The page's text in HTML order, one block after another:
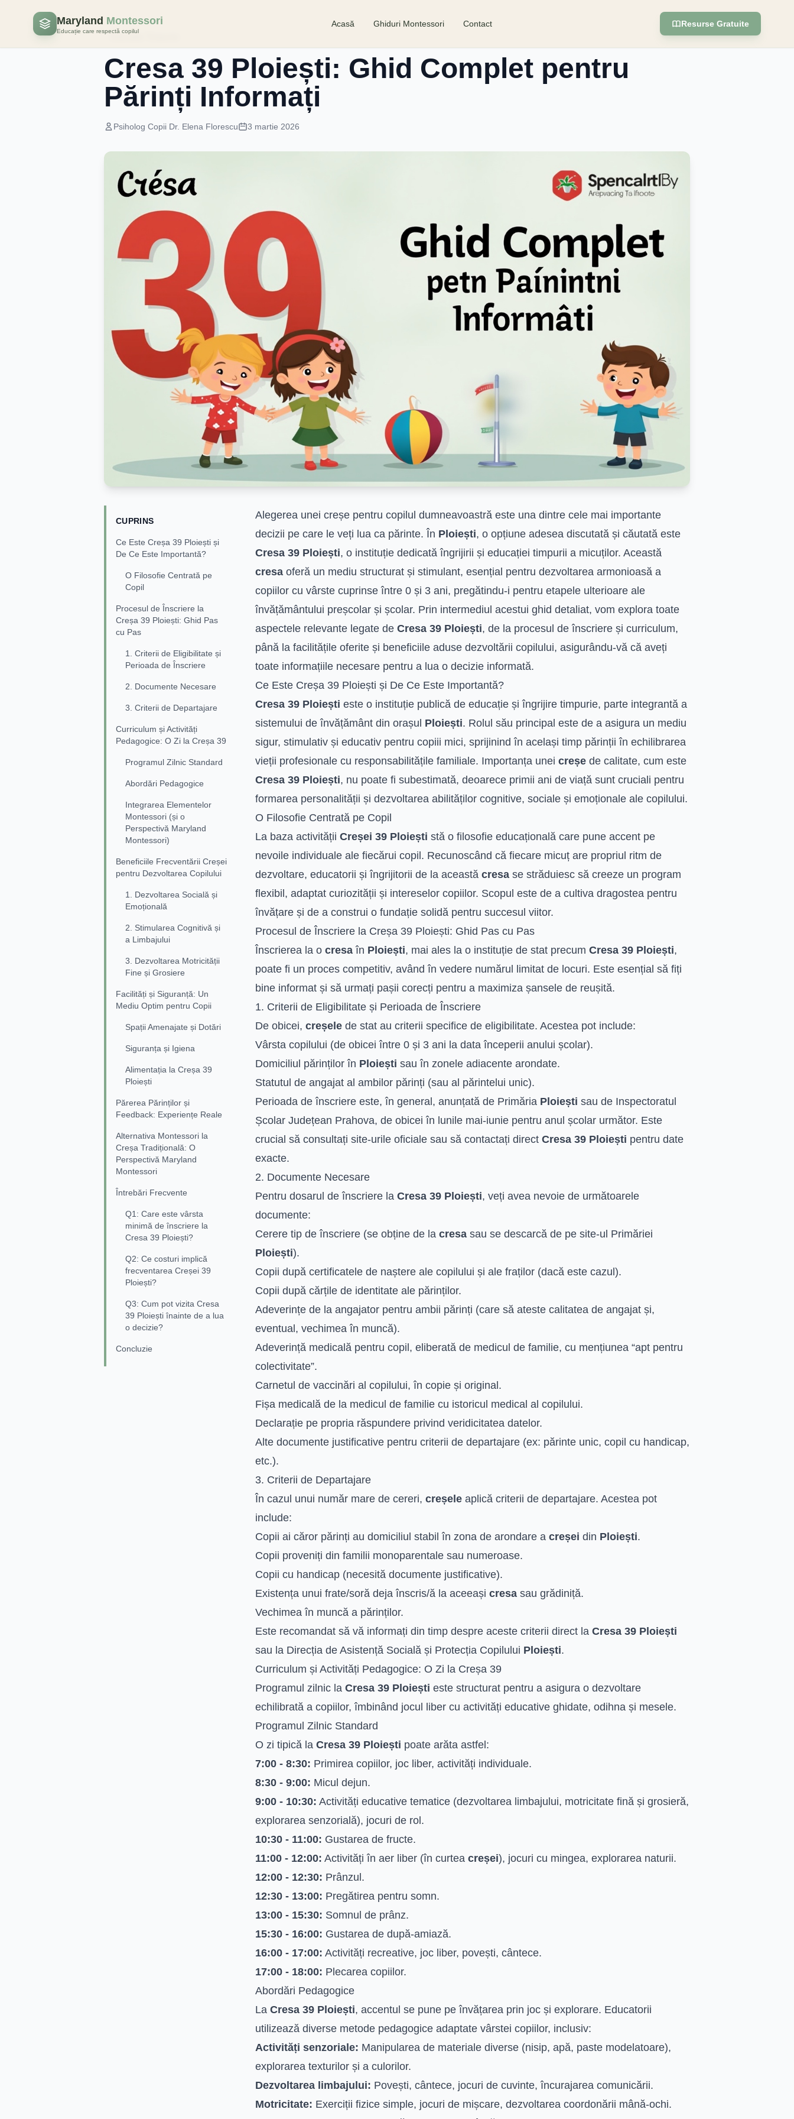
Maryland Montessori
Educație care respectă copilul
Acasă Ghiduri Montessori Contact
Resurse Gratuite
Educatie Timpurie
Cresa 39 Ploiești: Ghid Complet pentru
Părinți Informați
Psiholog Copii Dr. Elena Florescu 3 martie 2026
CUPRINS
Ce Este Creșa 39 Ploiești și
De Ce Este Importantă?
O Filosofie Centrată pe
Copil
Procesul de Înscriere la
Creșa 39 Ploiești: Ghid Pas
cu Pas
1. Criterii de Eligibilitate și
Perioada de Înscriere
2. Documente Necesare
3. Criterii de Departajare
Curriculum și Activități
Pedagogice: O Zi la Creșa 39
Programul Zilnic Standard
Abordări Pedagogice
Integrarea Elementelor
Montessori (și o
Perspectivă Maryland
Montessori)
Beneficiile Frecventării Creșei
pentru Dezvoltarea Copilului
1. Dezvoltarea Socială și
Emoțională
2. Stimularea Cognitivă și
a Limbajului
3. Dezvoltarea Motricității
Fine și Grosiere
Facilități și Siguranță: Un
Mediu Optim pentru Copii
Spații Amenajate și Dotări
Siguranța și Igiena
Alimentația la Creșa 39
Ploiești
Părerea Părinților și
Feedback: Experiențe Reale
Alternativa Montessori la
Creșa Tradițională: O
Perspectivă Maryland
Montessori
Întrebări Frecvente
Q1: Care este vârsta
minimă de înscriere la
Cresa 39 Ploiești?
Q2: Ce costuri implică
frecventarea Creșei 39
Ploiești?
Q3: Cum pot vizita Cresa
39 Ploiești înainte de a lua
o decizie?
Concluzie
Alegerea unei creșe pentru copilul dumneavoastră este una dintre cele mai importante
decizii pe care le veți lua ca părinte. În Ploiești, o opțiune adesea discutată și căutată este
Cresa 39 Ploiești, o instituție dedicată îngrijirii și educației timpurii a micuților. Această
cresa oferă un mediu structurat și stimulant, esențial pentru dezvoltarea armonioasă a
copiilor cu vârste cuprinse între 0 și 3 ani, pregătindu-i pentru etapele ulterioare ale
învățământului preșcolar și școlar. Prin intermediul acestui ghid detaliat, vom explora toate
aspectele relevante legate de Cresa 39 Ploiești, de la procesul de înscriere și curriculum,
până la facilitățile oferite și beneficiile aduse dezvoltării copilului, asigurându-vă că aveți
toate informațiile necesare pentru a lua o decizie informată.
Ce Este Creșa 39 Ploiești și De Ce Este Importantă?
Cresa 39 Ploiești este o instituție publică de educație și îngrijire timpurie, parte integrantă a
sistemului de învățământ din orașul Ploiești. Rolul său principal este de a asigura un mediu
sigur, stimulativ și educativ pentru copiii mici, sprijinind în același timp părinții în echilibrarea
vieții profesionale cu responsabilitățile familiale. Importanța unei creșe de calitate, cum este
Cresa 39 Ploiești, nu poate fi subestimată, deoarece primii ani de viață sunt cruciali pentru
formarea personalității și dezvoltarea abilităților cognitive, sociale și emoționale ale copilului.
O Filosofie Centrată pe Copil
La baza activității Creșei 39 Ploiești stă o filosofie educațională care pune accent pe
nevoile individuale ale fiecărui copil. Recunoscând că fiecare micuț are propriul ritm de
dezvoltare, educatorii și îngrijitorii de la această cresa se străduiesc să creeze un program
flexibil, adaptat curiozității și intereselor copiilor. Scopul este de a cultiva dragostea pentru
învățare și de a construi o fundație solidă pentru succesul viitor.
Procesul de Înscriere la Creșa 39 Ploiești: Ghid Pas cu Pas
Înscrierea la o cresa în Ploiești, mai ales la o instituție de stat precum Cresa 39 Ploiești,
poate fi un proces competitiv, având în vedere numărul limitat de locuri. Este esențial să fiți
bine informat și să urmați pașii corecți pentru a maximiza șansele de reușită.
1. Criterii de Eligibilitate și Perioada de Înscriere
De obicei, creșele de stat au criterii specifice de eligibilitate. Acestea pot include:
Vârsta copilului (de obicei între 0 și 3 ani la data începerii anului școlar).
Domiciliul părinților în Ploiești sau în zonele adiacente arondate.
Statutul de angajat al ambilor părinți (sau al părintelui unic).
Perioada de înscriere este, în general, anunțată de Primăria Ploiești sau de Inspectoratul
Școlar Județean Prahova, de obicei în lunile mai-iunie pentru anul școlar următor. Este
crucial să consultați site-urile oficiale sau să contactați direct Cresa 39 Ploiești pentru date
exacte.
2. Documente Necesare
Pentru dosarul de înscriere la Cresa 39 Ploiești, veți avea nevoie de următoarele
documente:
Cerere tip de înscriere (se obține de la cresa sau se descarcă de pe site-ul Primăriei
Ploiești).
Copii după certificatele de naștere ale copilului și ale fraților (dacă este cazul).
Copii după cărțile de identitate ale părinților.
Adeverințe de la angajator pentru ambii părinți (care să ateste calitatea de angajat și,
eventual, vechimea în muncă).
Adeverință medicală pentru copil, eliberată de medicul de familie, cu mențiunea “apt pentru
colectivitate”.
Carnetul de vaccinări al copilului, în copie și original.
Fișa medicală de la medicul de familie cu istoricul medical al copilului.
Declarație pe propria răspundere privind veridicitatea datelor.
Alte documente justificative pentru criterii de departajare (ex: părinte unic, copil cu handicap,
etc.).
3. Criterii de Departajare
În cazul unui număr mare de cereri, creșele aplică criterii de departajare. Acestea pot
include:
Copii ai căror părinți au domiciliul stabil în zona de arondare a creșei din Ploiești.
Copii proveniți din familii monoparentale sau numeroase.
Copii cu handicap (necesită documente justificative).
Existența unui frate/soră deja înscris/ă la aceeași cresa sau grădiniță.
Vechimea în muncă a părinților.
Este recomandat să vă informați din timp despre aceste criterii direct la Cresa 39 Ploiești
sau la Direcția de Asistență Socială și Protecția Copilului Ploiești.
Curriculum și Activități Pedagogice: O Zi la Creșa 39
Programul zilnic la Cresa 39 Ploiești este structurat pentru a asigura o dezvoltare
echilibrată a copiilor, îmbinând jocul liber cu activități educative ghidate, odihna și mesele.
Programul Zilnic Standard
O zi tipică la Cresa 39 Ploiești poate arăta astfel:
7:00 - 8:30: Primirea copiilor, joc liber, activități individuale.
8:30 - 9:00: Micul dejun.
9:00 - 10:30: Activități educative tematice (dezvoltarea limbajului, motricitate fină și grosieră,
explorarea senzorială), jocuri de rol.
10:30 - 11:00: Gustarea de fructe.
11:00 - 12:00: Activități în aer liber (în curtea creșei), jocuri cu mingea, explorarea naturii.
12:00 - 12:30: Prânzul.
12:30 - 13:00: Pregătirea pentru somn.
13:00 - 15:30: Somnul de prânz.
15:30 - 16:00: Gustarea de după-amiază.
16:00 - 17:00: Activități recreative, joc liber, povești, cântece.
17:00 - 18:00: Plecarea copiilor.
Abordări Pedagogice
La Cresa 39 Ploiești, accentul se pune pe învățarea prin joc și explorare. Educatorii
utilizează diverse metode pedagogice adaptate vârstei copiilor, inclusiv:
Activități senzoriale: Manipularea de materiale diverse (nisip, apă, paste modelatoare),
explorarea texturilor și a culorilor.
Dezvoltarea limbajului: Povești, cântece, jocuri de cuvinte, încurajarea comunicării.
Motricitate: Exerciții fizice simple, jocuri de mișcare, dezvoltarea coordonării mână-ochi.